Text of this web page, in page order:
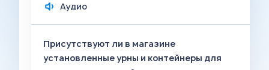
Аудио
Присутствуют ли в магазине
установленные урны и контейнеры для